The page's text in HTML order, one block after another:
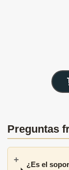
Preguntas
¿Es el